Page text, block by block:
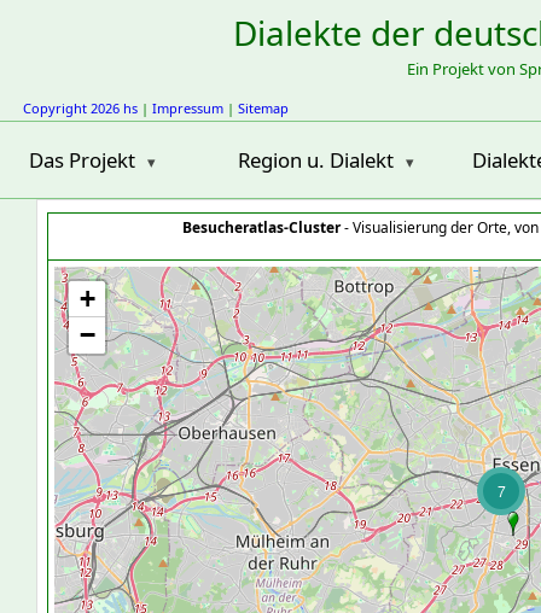
Dialekte der
Ein Projekt von
Copyright 2026 hs | Impressum | Sitemap
Das Projekt Region u. Dialekt
Besucheratlas-Cluster- Visualisierung der Orte,
7
+
−